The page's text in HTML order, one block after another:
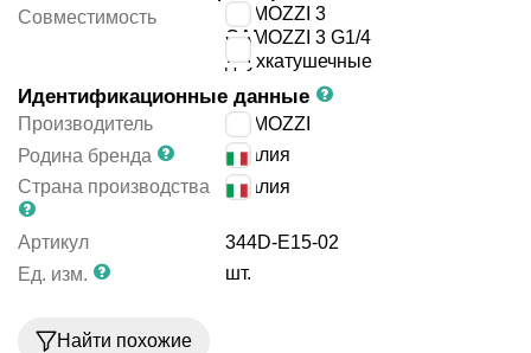
Совместимость
CAMOZZI 3
CAMOZZI 3 G1/4
двухкатушечные
Идентификационные данные
Производитель
CAMOZZI
Родина бренда
Италия
Страна производства
Италия
Артикул
344D-E15-02
Ед. изм.
шт.
Найти похожие